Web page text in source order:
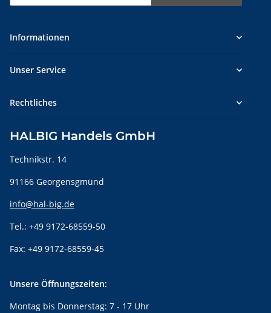
Informationen
Unser Service
Rechtliches
HALBIG Handels GmbH
Technikstr. 14
91166 Georgensgmünd
info@hal-big.de
Tel.: +49 9172-68559-50
Fax: +49 9172-68559-45
Unsere Öffnungszeiten:
Montag bis Donnerstag: 7 - 17 Uhr